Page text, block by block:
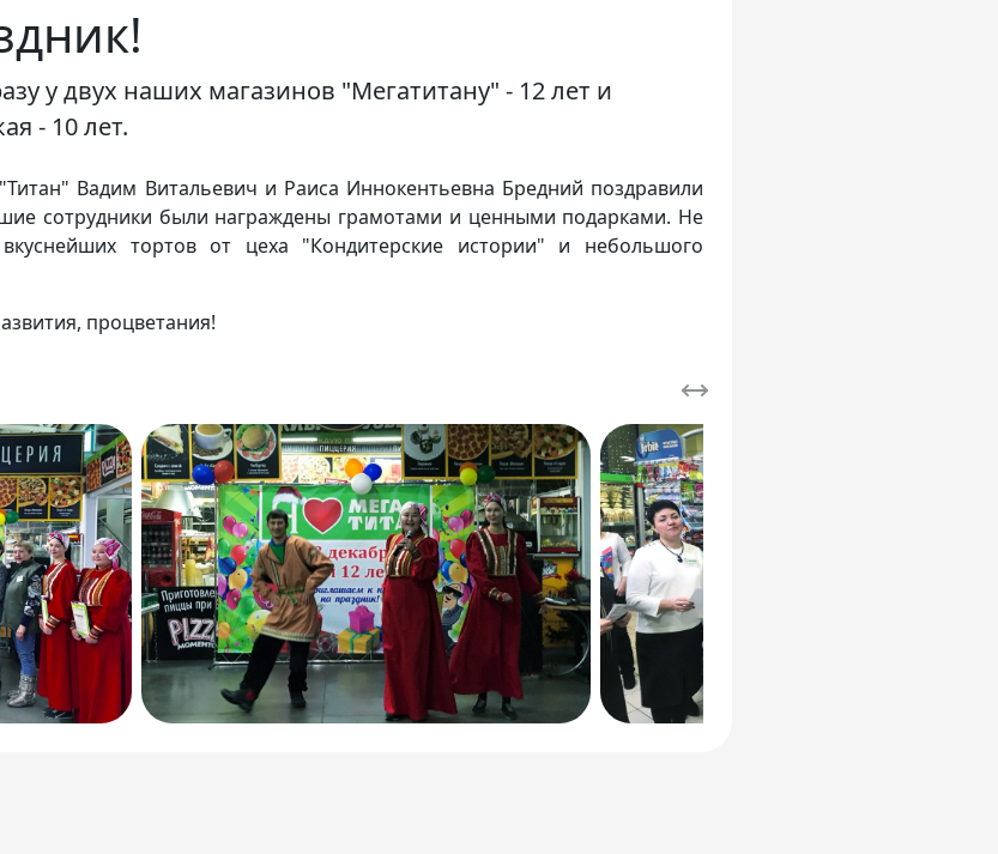
у двух наших магазинов "Мегатитану" - 12 лет и
- 10 лет.
Вадим Витальевич и Раиса Иннокентьевна Бредний поздравили
сотрудники были награждены грамотами и ценными подарками. Не
тортов от цеха "Кондитерские истории" и небольшого
процветания!